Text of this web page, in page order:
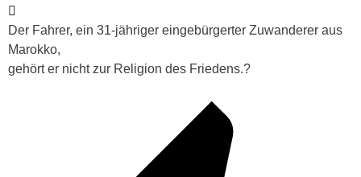
Der Fahrer, ein 31-jähriger eingebürgerter Zuwanderer aus
Marokko,
gehört er nicht zur Religion des Friedens.?